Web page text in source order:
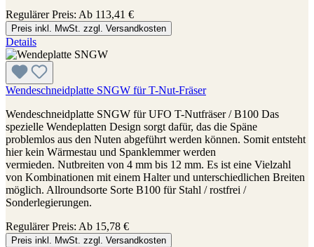
Regulärer Preis: Ab 113,41 €
Preis inkl. MwSt. zzgl. Versandkosten
Details
Wendeschneidplatte SNGW für T-Nut-Fräser
Wendeschneidplatte SNGW für UFO T-Nutfräser / B100 Das
spezielle Wendeplatten Design sorgt dafür, das die Späne
problemlos aus den Nuten abgeführt werden können. Somit entsteht
hier kein Wärmestau und Spanklemmer werden
vermieden. Nutbreiten von 4 mm bis 12 mm. Es ist eine Vielzahl
von Kombinationen mit einem Halter und unterschiedlichen Breiten
möglich. Allroundsorte Sorte B100 für Stahl / rostfrei /
Sonderlegierungen.
Regulärer Preis: Ab 15,78 €
Preis inkl. MwSt. zzgl. Versandkosten